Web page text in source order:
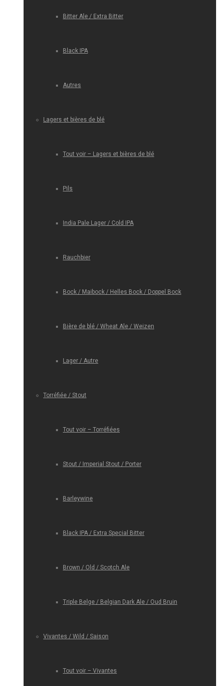
Bitter Ale / Extra Bitter
Black IPA
Autres
Lagers et bières de blé
Tout voir – Lagers et bières de blé
Pils
India Pale Lager / Cold IPA
Rauchbier
Bock / Maibock / Helles Bock / Doppel Bock
Bière de blé / Wheat Ale / Weizen
Lager / Autre
Torréfiée / Stout
Tout voir – Torréfiées
Stout / Imperial Stout / Porter
Barleywine
Black IPA / Extra Special Bitter
Brown / Old / Scotch Ale
Triple Belge / Belgian Dark Ale / Oud Bruin
Vivantes / Wild / Saison
Tout voir – Vivantes